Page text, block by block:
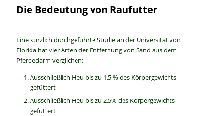
Die Bedeutung von Raufutter
Eine kürzlich durchgeführte Studie an der Universität von
Florida hat vier Arten der Entfernung von Sand aus dem
Pferdedarm verglichen:
Ausschließlich Heu bis zu 1,5 % des Körpergewichts
gefüttert
Ausschließlich Heu bis zu 2,5% des Körpergewichts
gefüttert